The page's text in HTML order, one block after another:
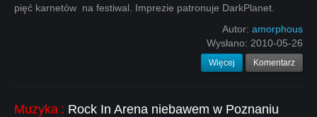
pięć karnetów na festiwal. Imprezie patronuje DarkPlanet.
Autor: amorphous
Wysłano: 2010-05-26
Więcej Komentarz
Muzyka : Rock In Arena niebawem w Poznaniu